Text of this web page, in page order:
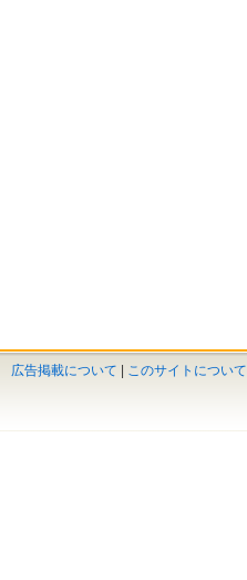
広告掲載について このサイトについて